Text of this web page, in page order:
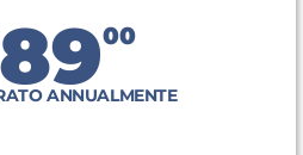
8900
ANNUALMENTE